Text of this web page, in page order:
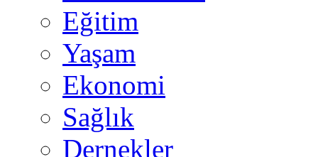
Eğitim
Yaşam
Ekonomi
Sağlık
Dernekler